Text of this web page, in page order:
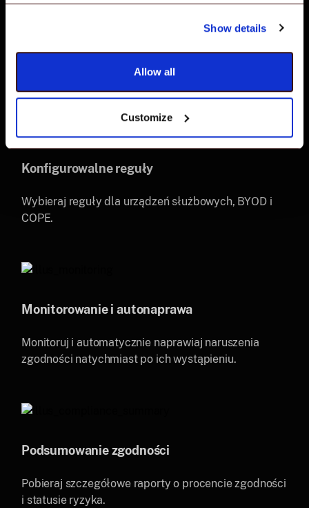
Show details
Allow all
Customize
monitorowania i naprawy na urządzeniach.
Konfigurowalne reguły
Wybieraj reguły dla urządzeń służbowych, BYOD i
COPE.
Monitorowanie i autonaprawa
Monitoruj i automatycznie naprawiaj naruszenia
zgodności natychmiast po ich wystąpieniu.
Podsumowanie zgodności
Pobieraj szczegółowe raporty o procencie zgodności
i statusie ryzyka.